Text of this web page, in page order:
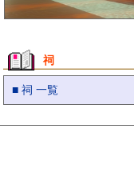
祠
■ 祠 一覧